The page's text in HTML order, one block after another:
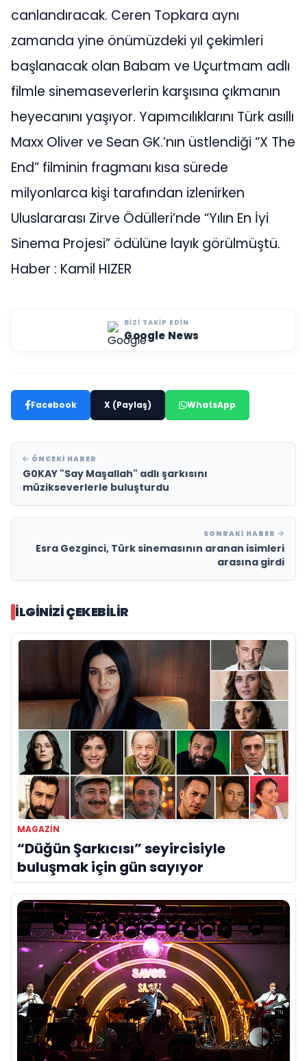
canlandıracak. Ceren Topkara aynı
zamanda yine önümüzdeki yıl çekimleri
başlanacak olan Babam ve Uçurtmam adlı
filmle sinemaseverlerin karşısına çıkmanın
heyecanını yaşıyor. Yapımcılıklarını Türk asıllı
Maxx Oliver ve Sean GK.’nın üstlendiği “X The
End” filminin fragmanı kısa sürede
milyonlarca kişi tarafından izlenirken
Uluslararası Zirve Ödülleri’nde “Yılın En İyi
Sinema Projesi” ödülüne layık görülmüştü.
Haber : Kamil HIZER
BIZI TAKIP EDIN
Google News
Facebook X (Paylaş) WhatsApp
ÖNCEKI HABER
G0KAY "Say Maşallah" adlı şarkısını
müzikseverlerle buluşturdu
SONRAKI HABER
Esra Gezginci, Türk sinemasının aranan isimleri
arasına girdi
İLGINIZI ÇEKEBILIR
MAGAZIN
“Düğün Şarkıcısı” seyircisiyle
buluşmak için gün sayıyor